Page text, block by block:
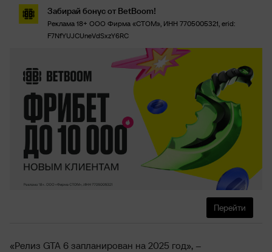
Забирай бонус от BetBoom!
Реклама 18+ ООО Фирма «СТОМ», ИНН 7705005321, erid:
F7NfYUJCUneVdSxzY6RC
Перейти
«Релиз GTA 6 запланирован на 2025 год», –